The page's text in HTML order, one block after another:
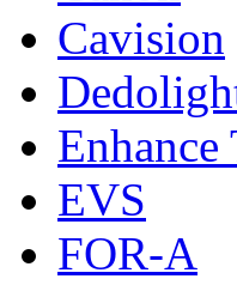
Cavision
EVS
FOR-A